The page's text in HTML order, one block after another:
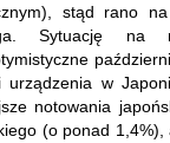
stąd rano na
Sytuację na
w
notowania
(o ponad 1,4%),